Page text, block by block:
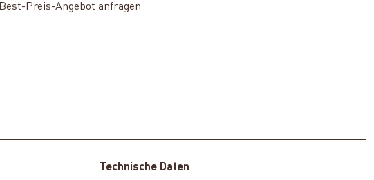
Best-Preis-Angebot anfragen
Technische Daten